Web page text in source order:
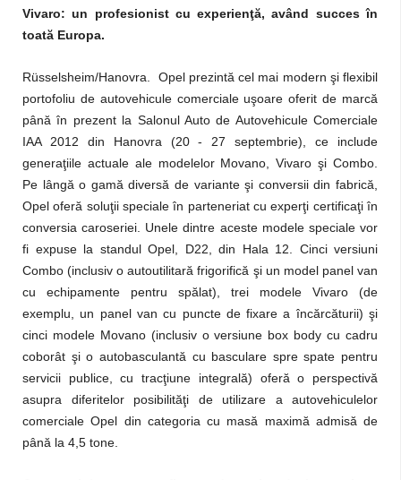
Vivaro: un profesionist cu experienţă, având succes în
toată Europa.
Rüsselsheim/Hanovra. Opel prezintă cel mai modern şi flexibil
portofoliu de autovehicule comerciale uşoare oferit de marcă
până în prezent la Salonul Auto de Autovehicule Comerciale
IAA 2012 din Hanovra (20 - 27 septembrie), ce include
generaţiile actuale ale modelelor Movano, Vivaro şi Combo.
Pe lângă o gamă diversă de variante şi conversii din fabrică,
Opel oferă soluţii speciale în parteneriat cu experţi certificaţi în
conversia caroseriei. Unele dintre aceste modele speciale vor
fi expuse la standul Opel, D22, din Hala 12. Cinci versiuni
Combo (inclusiv o autoutilitară frigorifică şi un model panel van
cu echipamente pentru spălat), trei modele Vivaro (de
exemplu, un panel van cu puncte de fixare a încărcăturii) şi
cinci modele Movano (inclusiv o versiune box body cu cadru
coborât şi o autobasculantă cu basculare spre spate pentru
servicii publice, cu tracţiune integrală) oferă o perspectivă
asupra diferitelor posibilităţi de utilizare a autovehiculelor
comerciale Opel din categoria cu masă maximă admisă de
până la 4,5 tone.